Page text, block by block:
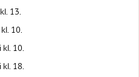
13.
10.
10.
18.